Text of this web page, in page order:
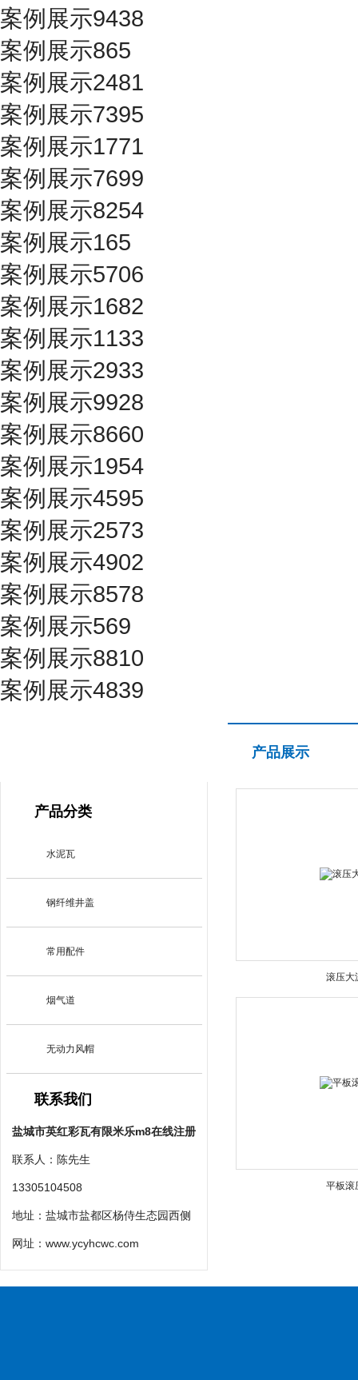
案例展示9438
案例展示865
案例展示2481
案例展示7395
案例展示1771
案例展示7699
案例展示8254
案例展示165
案例展示5706
案例展示1682
案例展示1133
案例展示2933
案例展示9928
案例展示8660
案例展示1954
案例展示4595
案例展示2573
案例展示4902
案例展示8578
案例展示569
案例展示8810
案例展示4839
产品分类
水泥瓦
钢纤维井盖
常用配件
烟气道
无动力风帽
联系我们
盐城市英红彩瓦有限米乐m8在线注册
联系人：陈先生
13305104508
地址：盐城市盐都区杨侍生态园西侧
网址： www.ycyhcwc.com
产品展示
滚压大
平板滚